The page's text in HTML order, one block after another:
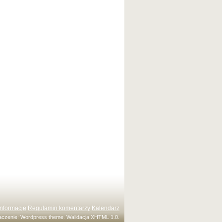
Regulamin komentarzy Kalendarz
Wordpress theme. WalidacjaXHTML 1.0.